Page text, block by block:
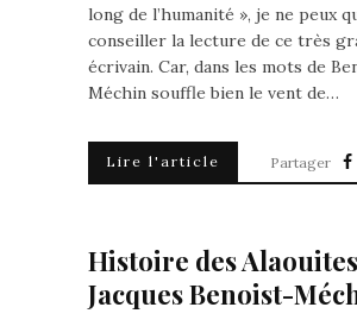
long de l’humanité », je ne peux
conseiller la lecture de ce très
écrivain. Car, dans les mots de
Méchin souffle bien le vent de…
Lire l'article Partager
Histoire des
Jacques Benoist-